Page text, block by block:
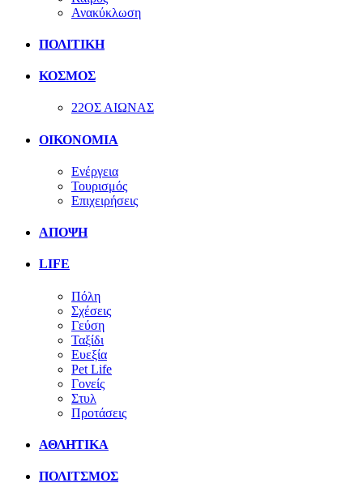
Ανακύκλωση
ΠΟΛΙΤΙΚΗ
ΚΟΣΜΟΣ
22ΟΣ ΑΙΩΝΑΣ
ΟΙΚΟΝΟΜΙΑ
Ενέργεια
Τουρισμός
Επιχειρήσεις
ΑΠΟΨΗ
LIFE
Πόλη
Σχέσεις
Γεύση
Ταξίδι
Ευεξία
Pet Life
Γονείς
Στυλ
Προτάσεις
ΑΘΛΗΤΙΚΑ
ΠΟΛΙΤΣΜΟΣ